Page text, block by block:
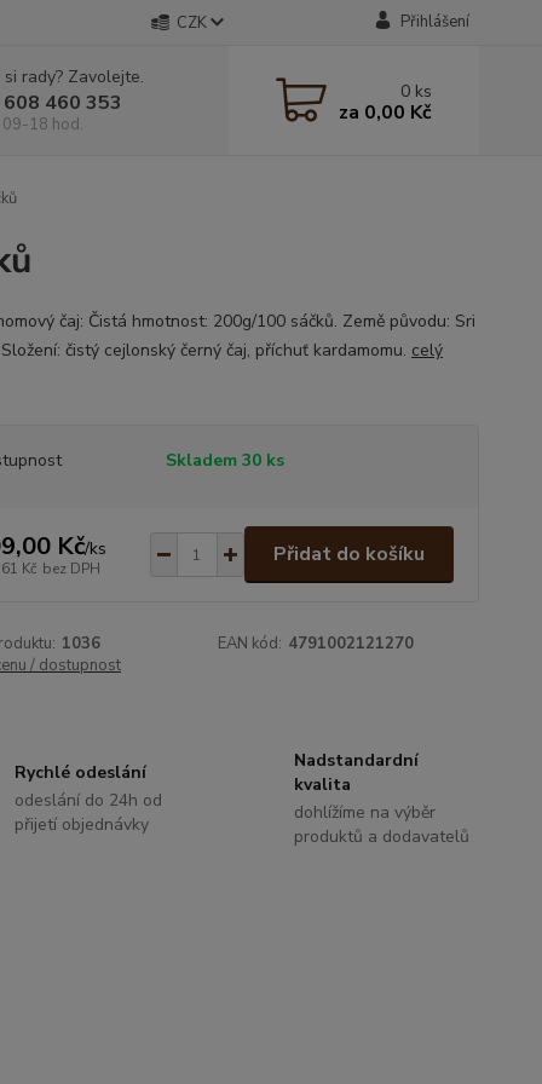
CZK Přihlášení
rady? Zavolejte.
460 353
09-18 hod.
0 ks
za 0,00 Kč
čaj: Čistá hmotnost: 200g/100 sáčků. Země původu: Sri
čistý cejlonský černý čaj, příchuť kardamomu. celý
Skladem 30 ks
Kč/ks
Kč bez DPH
Přidat do košíku
1036 EAN kód: 4791002121270
/ dostupnost
Rychlé odeslání
odeslání do 24h od
přijetí objednávky
Nadstandardní
kvalita
dohlížíme na výběr
produktů a dodavatelů